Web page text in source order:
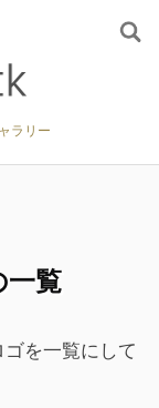
ラリー
一覧
を一覧にして